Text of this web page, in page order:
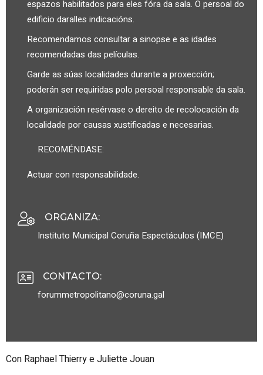
espazos habilitados para eles fóra da sala. O persoal do
edificio daralles indicacións.
Recomendamos consultar a sinopse e as idades
recomendadas das películas.
Garde as súas localidades durante a proxección;
poderán ser requiridas polo persoal responsable da sala.
A organización resérvase o dereito de recolocación da
localidade por causas xustificadas e necesarias.
RECOMÉNDASE:
Actuar con responsabilidade.
ORGANIZA:
Instituto Municipal Coruña Espectáculos (IMCE)
CONTACTO:
forummetropolitano@coruna.gal
Con Raphael Thierry e Juliette Jouan